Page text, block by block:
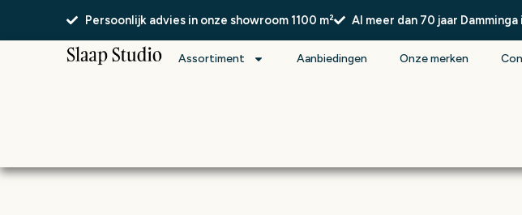
Persoonlijk advies in onze showroom 1100 m² Al meer dan 70 jaar Damminga
Assortiment Aanbiedingen Onze merken